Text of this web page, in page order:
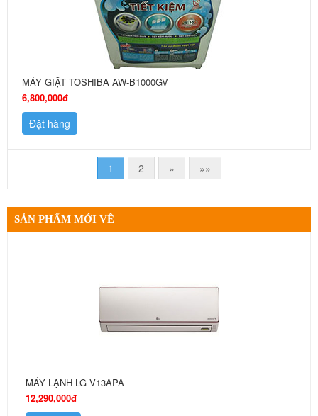
MÁY GIẶT TOSHIBA AW-B1000GV
6,800,000đ
Đặt hàng
1 2 » »»
SẢN PHẨM MỚI VỀ
MÁY LẠNH LG V13APA
12,290,000đ